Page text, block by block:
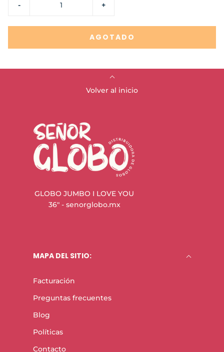
- +
AGOTADO
Volver al inicio
GLOBO JUMBO I LOVE YOU
36" - senorglobo.mx
MAPA DEL SITIO:
Facturación
Preguntas frecuentes
Blog
Políticas
Contacto